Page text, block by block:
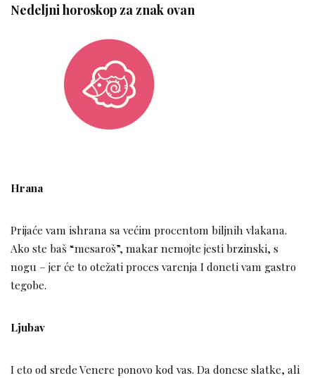
Nedeljni horoskop za znak ovan
Hrana
Prijaće vam ishrana sa većim procentom biljnih vlakana.
Ako ste baš “mesaroš”, makar nemojte jesti brzinski, s
nogu – jer će to otežati proces varenja I doneti vam gastro
tegobe.
Ljubav
I eto od srede Venere ponovo kod vas. Da donese slatke, ali